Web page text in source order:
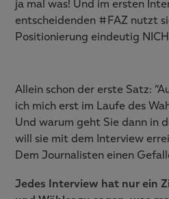
ja mal was! Und im ersten
entscheidenden #FAZ nutzt
Positionierung eindeutig
Allein schon der erste Satz:
ich mich erst im Laufe des
Und warum geht Sie dann in
will sie mit dem Interview
Dem Journalisten einen
Jedes Interview hat nur ein